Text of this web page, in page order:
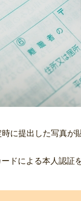
に提出した写真が
ドによる本人認証